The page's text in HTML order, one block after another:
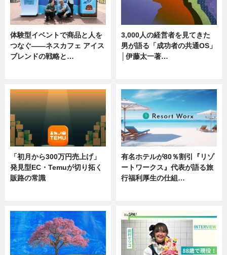
体験型イベントで商品と人を
つなぐ――ネスカフェ アイス
ブレンドの戦略と…
3,000人の経営者を見てきた
男が語る「成功者の共通OS」
│伊藤太一著…
「初月から300万円売上げ」
発見型EC・Temuが切り拓く
販路の常識
有名ホテルが80％割引『リゾ
ートワークス』代表が語る旅
行福利厚生の仕組…